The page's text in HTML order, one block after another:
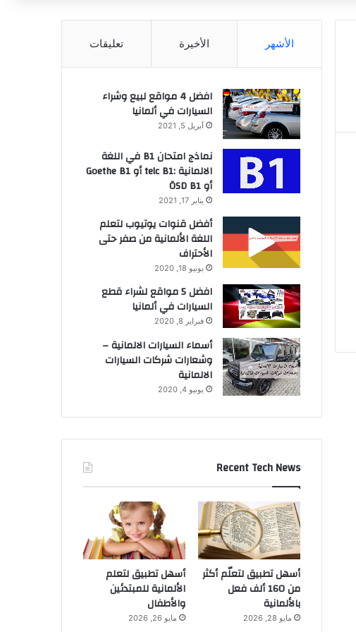
الأشهر الأخيرة تعليقات
افضل 4 مواقع لبيع وشراء
السيارات في ألمانيا
أبريل 5, 2021
نماذج امتحان B1 في اللغة
الالمانية :telc B1 أو Goethe B1
أو ÖSD B1
يناير 17, 2021
أفضل قنوات يوتيوب لتعلم
اللغة الألمانية من صفر حتى
الأحتراف
يونيو 18, 2020
افضل 5 مواقع لشراء قطع
السيارات في ألمانيا
فبراير 8, 2020
أسماء السيارات الالمانية –
وشعارات شركات السيارات
الالمانية
يونيو 4, 2020
Recent Tech News
أسهل تطبيق لتعلّم أكثر
من 160 ألف فعل
بالألمانية
مايو 28, 2026
أسهل تطبيق لتعلم
الألمانية للمبتدئين
والأطفال
مايو 26, 2026